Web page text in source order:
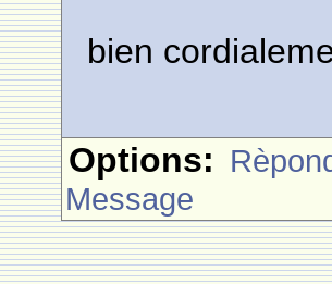
bien
Options:
Message